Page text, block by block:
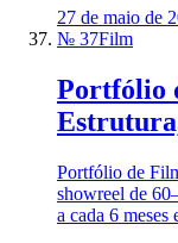
27 de maio de
№ 37Film
Portfólio
Portfólio de
showreel de
a cada 6 meses